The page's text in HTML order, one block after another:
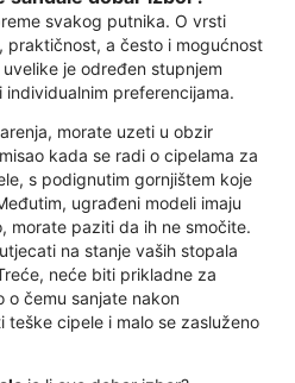
svakog putnika. O vrsti
praktičnost, a često i mogućnost
je određen stupnjem
preferencijama.
morate uzeti u obzir
kada se radi o cipelama za
s podignutim gornjištem koje
ugrađeni modeli imaju
morate paziti da ih ne smočite.
na stanje vaših stopala
neće biti prikladne za
o čemu sanjate nakon
teške cipele i malo se zasluženo